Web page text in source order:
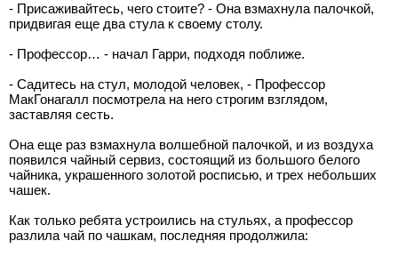
- Присаживайтесь, чего стоите? - Она взмахнула палочкой,
придвигая еще два стула к своему столу.
- Профессор… - начал Гарри, подходя поближе.
- Садитесь на стул, молодой человек, - Профессор
МакГонагалл посмотрела на него строгим взглядом,
заставляя сесть.
Она еще раз взмахнула волшебной палочкой, и из воздуха
появился чайный сервиз, состоящий из большого белого
чайника, украшенного золотой росписью, и трех небольших
чашек.
Как только ребята устроились на стульях, а профессор
разлила чай по чашкам, последняя продолжила: